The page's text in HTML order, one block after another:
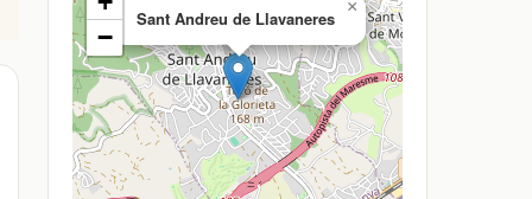
Sant Andreu de Llavaneres
×
−